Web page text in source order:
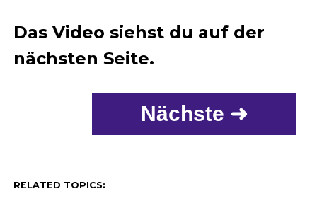
Das Video siehst du auf der
nächsten Seite.
Nächste ➜
RELATED TOPICS: